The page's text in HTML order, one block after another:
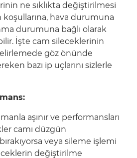
ne sıklıkta değiştirilmesi
hava durumuna
durumuna bağlı olarak
İşte cam sileceklerinin
göz önünde
bazı ip uçlarını sizlerle
aşınır ve performansları
camı düzgün
veya sileme işlemi
değiştirilme